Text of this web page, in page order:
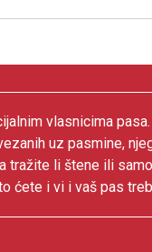
vlasnicima
uz pasmine,
tražite li štene ili
ćete i vi i vaš pas